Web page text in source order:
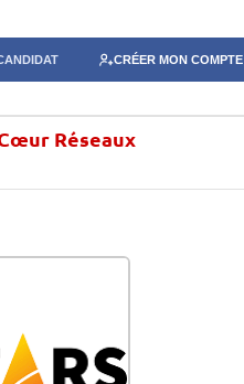
CRÉER MON COMPTE
Réseaux